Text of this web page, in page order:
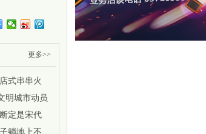
更多>>
式串串火
明城市动员
定是宋代
躺地上不
新闻推荐